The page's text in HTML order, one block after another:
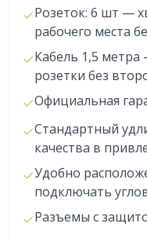
Розеток: 6 шт —
рабочего места
Кабель 1,5
розетки без
Официальная
Стандартный
качества в
Удобно
подключать
Разъемы с